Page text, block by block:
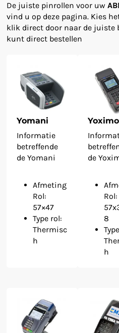
De juiste pinrollen voor uw
vind u op deze pagina. Kies
klik direct door naar de juiste
kunt direct bestellen
Yomani
Informatie
betreffende
de Yomani
Afmeting
Rol:
57×47
Type rol:
Thermisc
h
Yoximo
de
Rol:
8
h